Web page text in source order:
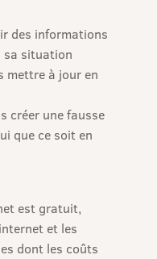
des informations
sa situation
mettre à jour en
créer une fausse
que ce soit en
est gratuit,
et les
dont les coûts